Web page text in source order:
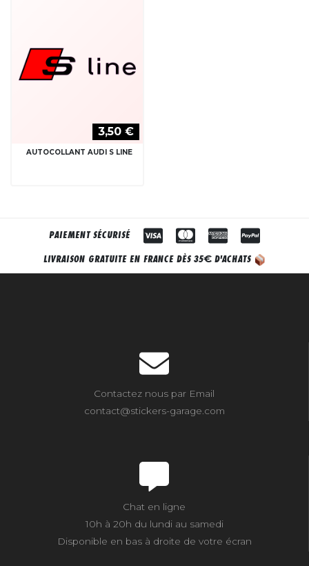
3,50 €
AUTOCOLLANT AUDI S LINE
PAIEMENT SÉCURISÉ
LIVRAISON GRATUITE EN FRANCE DÈS 35€ D'ACHATS
Contactez nous par Email
contact@stickers-garage.com
Chat en ligne
10h à 20h du lundi au samedi
Disponible en bas à droite de votre écran